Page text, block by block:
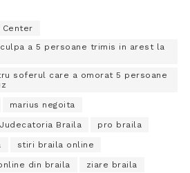
Center
a 5 persoane trimis in arest la
soferul care a omorat 5 persoane
marius negoita
Braila pro braila
stiri braila online
din braila ziare braila